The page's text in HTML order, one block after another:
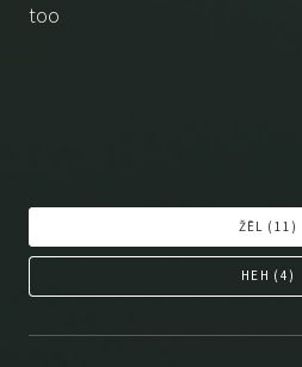
too
ŽĒL ( 11 )
HEH ( 4 )